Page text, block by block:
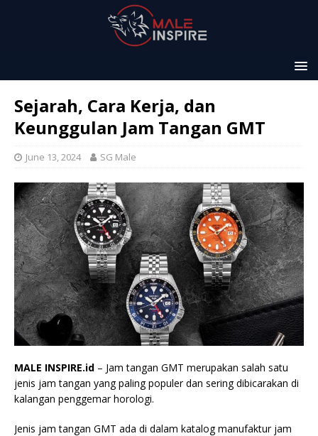
Sejarah, Cara Kerja, dan
Keunggulan Jam Tangan GMT
June 13, 2024 SG Male
MALE INSPIRE.id – Jam tangan GMT merupakan salah satu
jenis jam tangan yang paling populer dan sering dibicarakan di
kalangan penggemar horologi.
Jenis jam tangan GMT ada di dalam katalog manufaktur jam